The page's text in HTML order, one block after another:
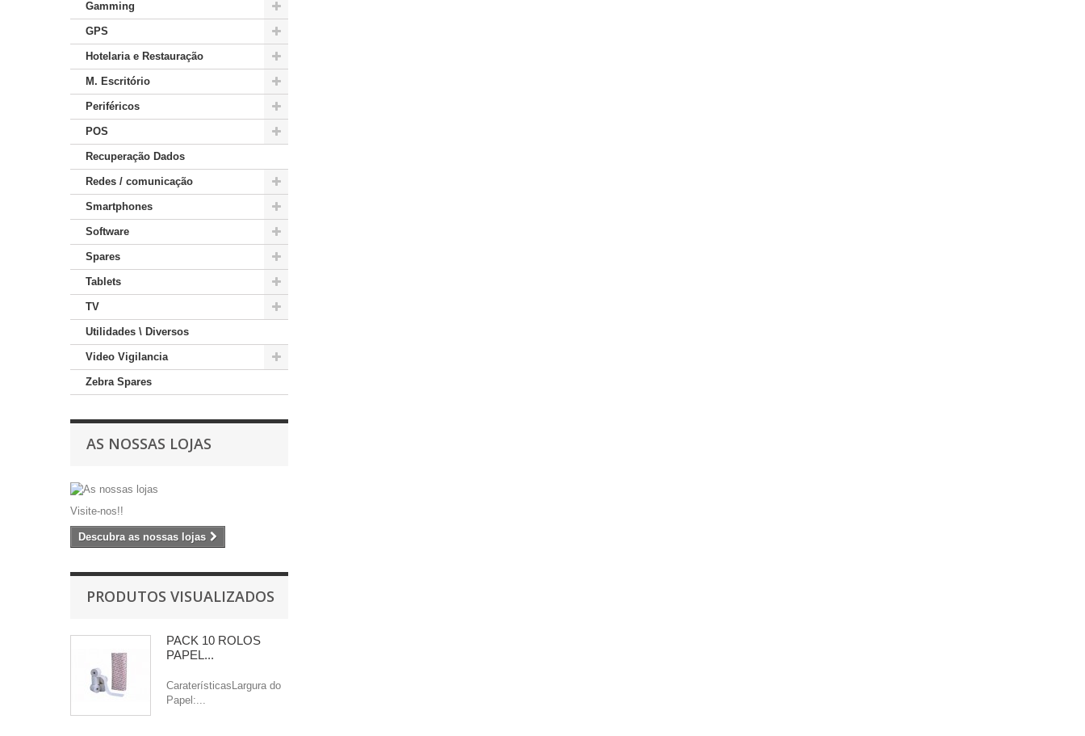
Gamming
GPS
Hotelaria e Restauração
M. Escritório
Periféricos
POS
Recuperação Dados
Redes / comunicação
Smartphones
Software
Spares
Tablets
TV
Utilidades \ Diversos
Video Vigilancia
Zebra Spares
AS NOSSAS LOJAS
Visite-nos!!
Descubra as nossas lojas
PRODUTOS VISUALIZADOS
PACK 10 ROLOS
PAPEL...
CaraterísticasLargura do
Papel:...